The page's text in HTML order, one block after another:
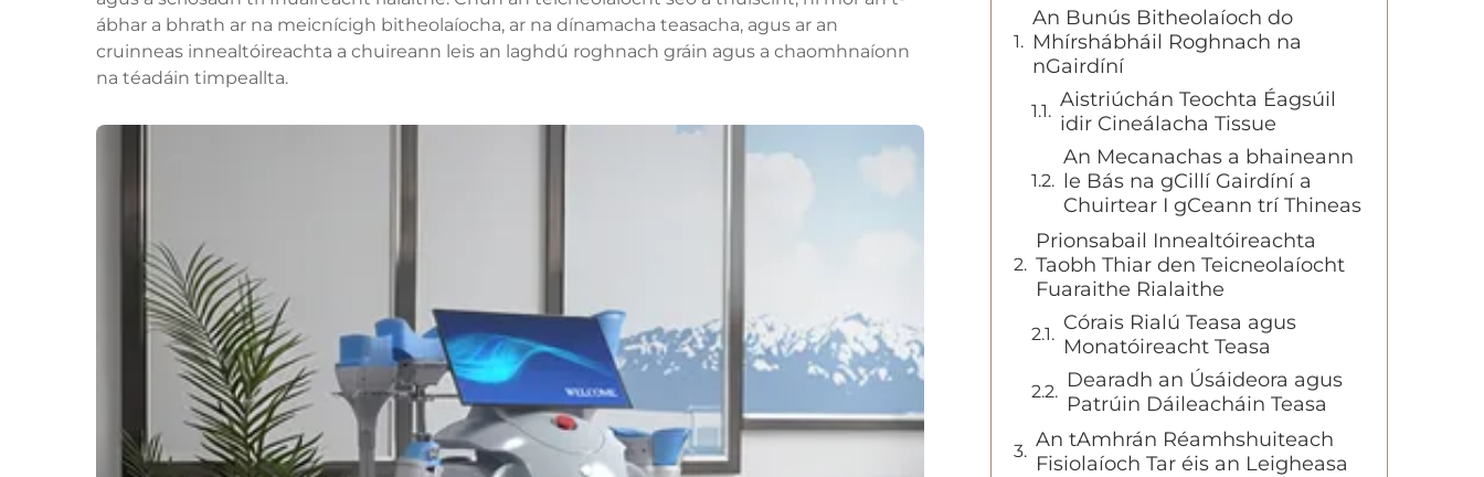
ábhar a bhrath ar na meicnícigh bitheolaíocha, ar na dínamacha teasacha, agus ar an
cruinneas innealtóireachta a chuireann leis an laghdú roghnach gráin agus a chaomhnaíonn
na téadáin timpeallta.
An Bunús Bitheolaíoch do
Mhírshábháil Roghnach na
nGairdíní
Aistriúchán Teochta Éagsúil
idir Cineálacha Tissue
An Mecanachas a bhaineann
le Bás na gCillí Gairdíní a
Chuirtear I gCeann trí Thineas
Prionsabail Innealtóireachta
Taobh Thiar den Teicneolaíocht
Fuaraithe Rialaithe
Córais Rialú Teasa agus
Monatóireacht Teasa
Dearadh an Úsáideora agus
Patrúin Dáileacháin Teasa
An tAmhrán Réamhshuiteach
Fisiolaíoch Tar éis an Leigheasa